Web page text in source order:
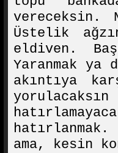
vereceksin.
Üstelik
eldiven.
Yaranmak ya
akıntıya
ama, kesin